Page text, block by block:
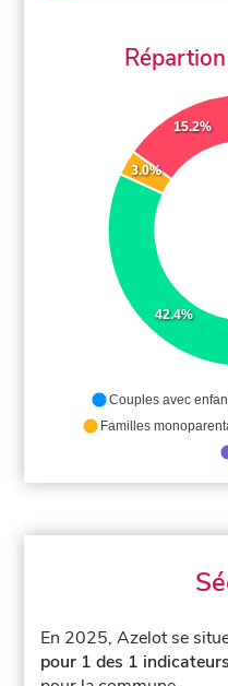
42.4%
3.0%
15.2%
Couples avec
Familles
En 2025, Azelot se
pour 1 des 1 indicateurs